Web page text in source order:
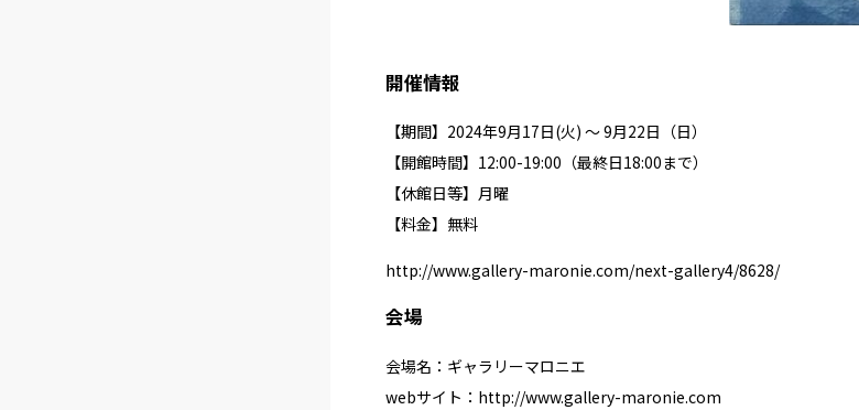
開催情報
【期間】2024年9月17日(火) ～ 9月22日（日）
【開館時間】12:00-19:00（最終日18:00まで）
【休館日等】月曜
【料金】無料
http://www.gallery-maronie.com/next-gallery4/8628/
会場
会場名：ギャラリーマロニエ
webサイト： http://www.gallery-maronie.com